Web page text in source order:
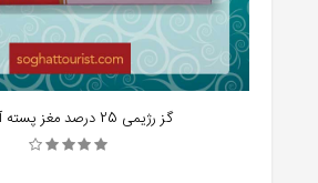
گز رژیمی 25 درصد مغز پسته آنتیک